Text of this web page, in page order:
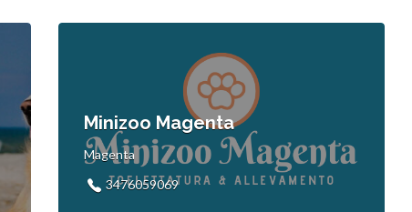
Minizoo Magenta
Magenta
3476059069